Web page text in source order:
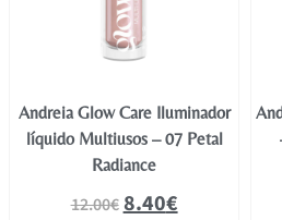
Andreia Glow Care Iluminador
líquido Multiusos – 07 Petal
Radiance
12.00€8.40€